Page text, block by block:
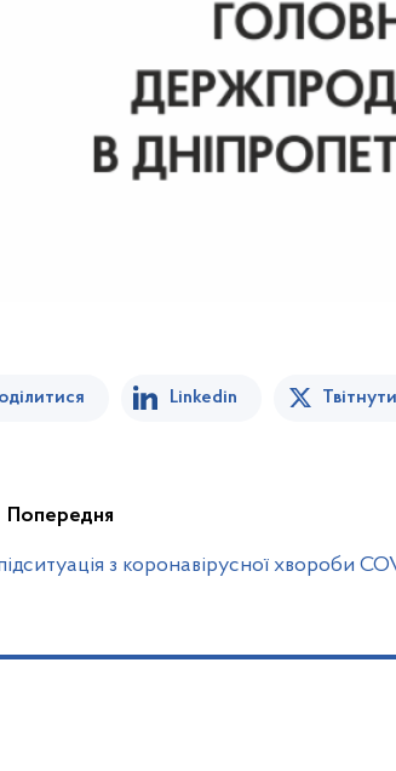
Linkedin Твітнути
Попередня
з коронавірусної хвороби